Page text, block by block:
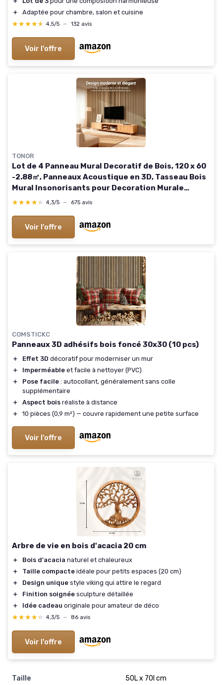
＋
Adaptée pour chambre, salon et cuisine
★★★★★
★★★★★ 4,5/5 — 132 avis
Voir l'offre
TONOR
Lot de 4 Panneau Mural Decoratif de Bois, 120 x 60
-2.88㎡, Panneaux Acoustique en 3D, Tasseau Bois
Mural Insonorisants pour Decoration Murale
Chambre, Salon, Bureau, Comptoir, Teck 4 pièces
★★★★★
★★★★★ 4,3/5 — 675 avis
Voir l'offre
COMSTICKC
Panneaux 3D adhésifs bois foncé 30x30 (10 pcs)
＋ Effet 3D décoratif pour moderniser un mur
＋
Imperméable et facile à nettoyer (PVC)
＋
Pose facile : autocollant, généralement sans colle
supplémentaire
＋
Aspect bois réaliste à distance
＋
10 pièces (0,9 m²) — couvre rapidement une petite surface
Voir l'offre
Arbre de vie en bois d'acacia 20 cm
＋ Bois d'acacia naturel et chaleureux
＋
Taille compacte idéale pour petits espaces (20 cm)
＋
Design unique style viking qui attire le regard
＋
Finition soignée sculpture détaillée
＋
Idée cadeau originale pour amateur de déco
★★★★★
★★★★★ 4,3/5 — 86 avis
Voir l'offre
Taille
50L x 70l cm